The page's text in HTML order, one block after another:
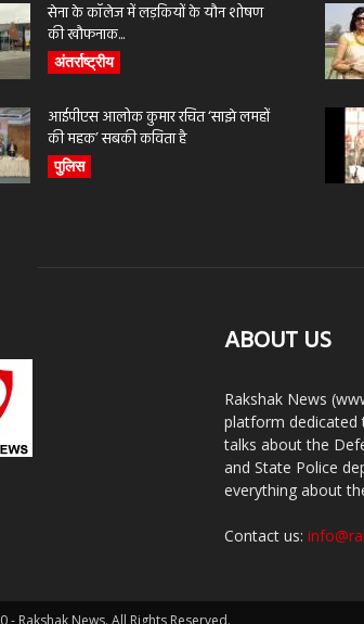
सेना के कॉलेज में लड़कियों के यौन शोषण
की खौफनाक...
अंतर्राष्ट्रीय
आईपीएस आलोक कुमार रचित ‘साझे लमहों
की महक’ सबकी कविता है
पुलिस
ABOUT US
Rakshak News
platform dedicated
talks about the
and State Police
everything about
Contact us:
- Rakshak News. All Rights Reserved.